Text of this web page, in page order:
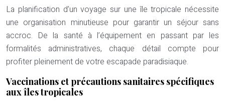
La planification d’un voyage sur une île tropicale nécessite
une organisation minutieuse pour garantir un séjour sans
accroc. De la santé à l’équipement en passant par les
formalités administratives, chaque détail compte pour
profiter pleinement de votre escapade paradisiaque.
Vaccinations et précautions sanitaires spécifiques
aux îles tropicales